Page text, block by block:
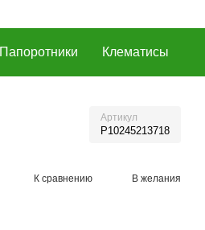
Папоротники Клематисы
Артикул
P10245213718
К сравнению В желания